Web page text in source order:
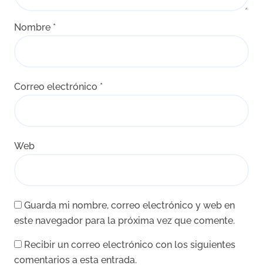
Nombre *
Correo electrónico *
Web
Guarda mi nombre, correo electrónico y web en
este navegador para la próxima vez que comente.
Recibir un correo electrónico con los siguientes
comentarios a esta entrada.